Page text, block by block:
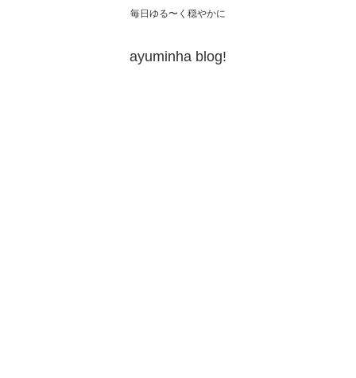
毎日ゆる〜く穏やかに
ayuminha blog!